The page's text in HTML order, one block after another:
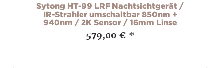
Sytong HT-99 LRF Nachtsichtgerät /
IR-Strahler umschaltbar 850nm +
940nm / 2K Sensor / 16mm Linse
579,00 € *